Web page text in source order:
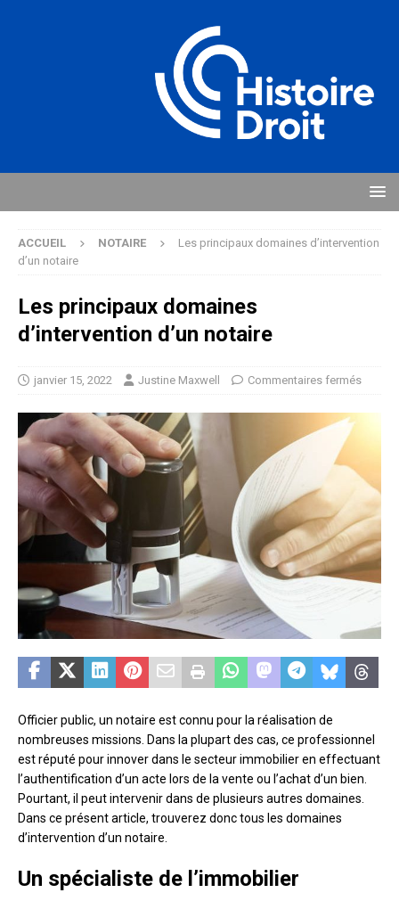
ACCUEIL NOTAIRE
Les principaux domaines d’intervention
d’un notaire
Les principaux domaines
d’intervention d’un notaire
janvier 15, 2022 Justine Maxwell Commentaires fermés
Officier public, un notaire est connu pour la réalisation de
nombreuses missions. Dans la plupart des cas, ce professionnel
est réputé pour innover dans le secteur immobilier en effectuant
l’authentification d’un acte lors de la vente ou l’achat d’un bien.
Pourtant, il peut intervenir dans de plusieurs autres domaines.
Dans ce présent article, trouverez donc tous les domaines
d’intervention d’un notaire.
Un spécialiste de l’immobilier